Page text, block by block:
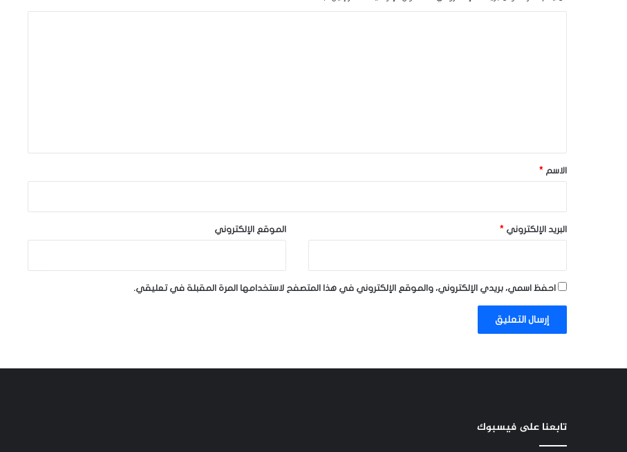
*الاسم *
البريد الإلكتروني * الموقع الإلكتروني
احفظ اسمي، بريدي الإلكتروني، والموقع الإلكتروني في هذا المتصفح لاستخدامها المرة المقبلة في تعليقي.
تابعنا على فيسبوك